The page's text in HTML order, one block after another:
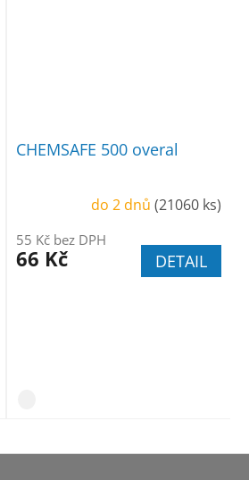
CHEMSAFE 500 overal
do 2 dnů (21060 ks)
55 Kč bez DPH
66 Kč DETAIL